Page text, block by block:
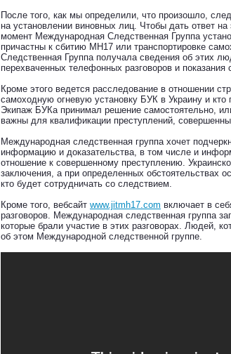
После того, как мы определили, что произошло,
на установлении виновных лиц. Чтобы дать ответ
момент Международная Следственная Группа
причастны к сбитию MH17 или транспортировке
Следственная Группа получала сведения об этих
перехваченных телефонных разговоров и показания
Кроме этого ведется расследование в отношении
самоходную огневую установку БУК в Украину и
Экипаж БУКа принимал решение самостоятельно,
важны для квалификации преступлений,
Международная следственная группа хочет
информацию и доказательства, в том числе и
отношение к совершенному преступлению.
заключения, а при определенных обстоятельствах
кто будет сотрудничать со следствием.
Кроме того, вебсайт www.jitmh17.com включает в
разговоров. Международная следственная группа
которые брали участие в этих разговорах. Людей,
об этом Международной следственной группе.